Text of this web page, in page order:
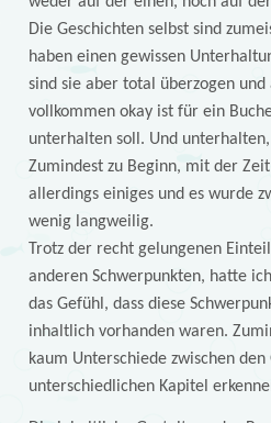
Die Geschichten selbst sind
haben einen gewissen
sind sie aber total überzogen
vollkommen okay ist für ein
unterhalten soll. Und
Zumindest zu Beginn, mit der
allerdings einiges und es wurde
wenig langweilig.
Trotz der recht gelungenen
anderen Schwerpunkten, hatte
das Gefühl, dass diese
inhaltlich vorhanden waren.
kaum Unterschiede zwischen den
unterschiedlichen Kapitel